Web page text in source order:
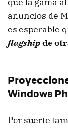
anuncios de
es esperable
flagshipde
Windows
Por suerte